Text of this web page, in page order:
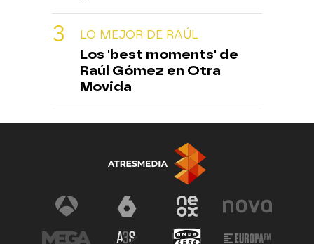
LO MEJOR DE RAÚL
Los 'best moments' de
Raúl Gómez en Otra
Movida